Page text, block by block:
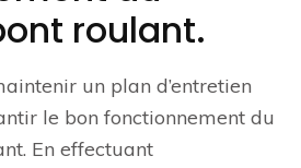
roulant.
un plan d’entretien
le bon fonctionnement du
En effectuant